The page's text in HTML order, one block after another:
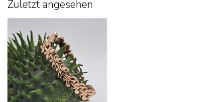
Zuletzt angesehen